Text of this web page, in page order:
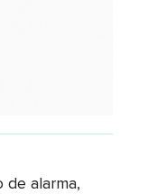
de alarma,